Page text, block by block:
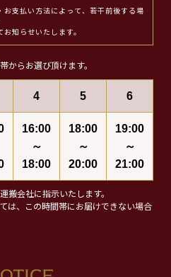
支払い方法によって、若干前後する場
知らせいたします。
からお選び頂けます。
4 5 6
16:00
～
18:00
18:00
～
20:00
19:00
～
21:00
搬会社に指示いたします。
は、この時間帯にお届けできない場合